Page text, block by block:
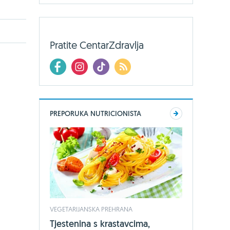
Pratite CentarZdravlja
PREPORUKA NUTRICIONISTA
VEGETARIJANSKA PREHRANA
Tjestenina s krastavcima,